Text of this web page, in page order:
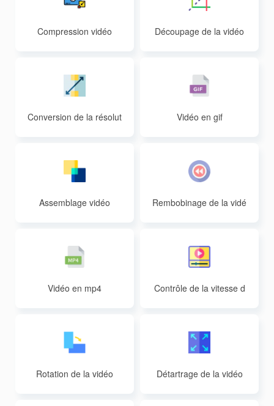
Compression vidéo Découpage de la vidéo
Conversion de la résolut
Vidéo en gif
Assemblage vidéo
Rembobinage de la vidé
Vidéo en mp4
Contrôle de la vitesse d
Rotation de la vidéo Détartrage de la vidéo